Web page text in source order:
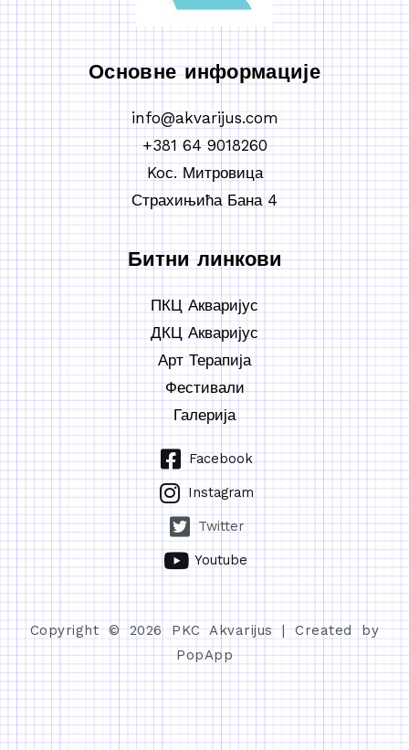
Основне информације
info@akvarijus.com
+381 64 9018260
Koс. Митровица
Страхињића Бана 4
Битни линкови
ПКЦ Акваријус
ДКЦ Акваријус
Арт Терапија
Фестивали
Галерија
Facebook
Instagram
Twitter
Youtube
Copyright © 2026 PKC Akvarijus | Created by
PopApp